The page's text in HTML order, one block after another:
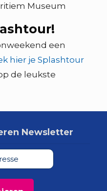
Museum
een
hier je Splashtour
de leukste
Newsletter